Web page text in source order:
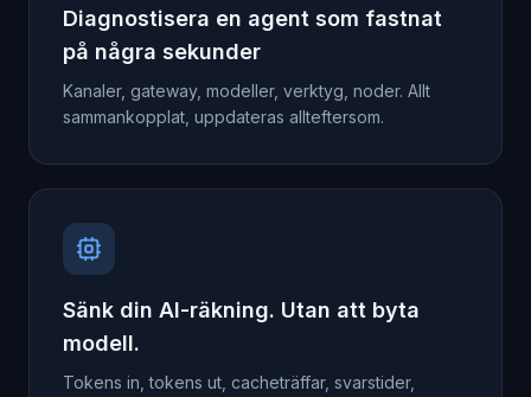
Diagnostisera en agent som fastnat
på några sekunder
Kanaler, gateway, modeller, verktyg, noder. Allt
sammankopplat, uppdateras allteftersom.
Sänk din AI-räkning. Utan att byta
modell.
Tokens in, tokens ut, cacheträffar, svarstider,